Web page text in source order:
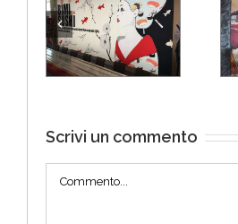
4 VANTAGGI
DELLA STAMPA
DIGITALE DI 360
ADVERTISING
FACTORY
Scrivi un commento